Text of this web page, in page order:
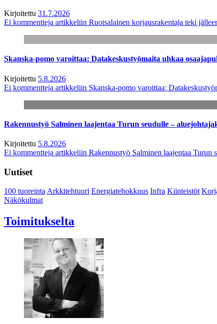
Kirjoitettu 31.7.2026
Ei kommentteja artikkeliin Ruotsalainen korjausrakentaja teki
Skanska-pomo varoittaa: Datakeskustyömaita uhkaa
Kirjoitettu 5.8.2026
Ei kommentteja artikkeliin Skanska-pomo varoittaa:
Rakennustyö Salminen laajentaa Turun seudulle –
Kirjoitettu 5.8.2026
Ei kommentteja artikkeliin Rakennustyö Salminen laajentaa Turun
Uutiset
100 tuoreintaArkkitehtuuri Energiatehokkuus Infra Kiinteistöt
Näkökulmat
Toimitukselta